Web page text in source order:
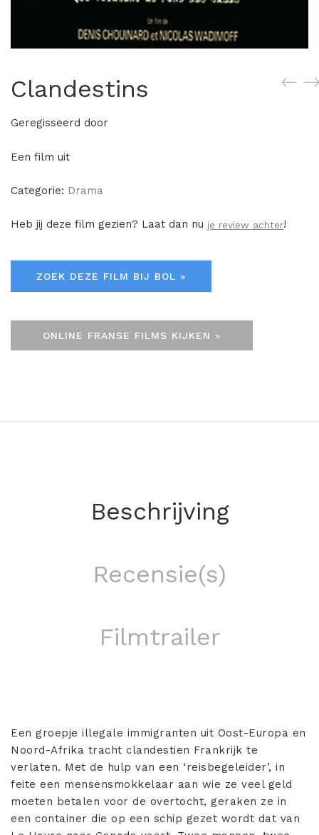
Clandestins
Geregisseerd door
Een film uit
Categorie: Drama
Heb jij deze film gezien? Laat dan nu je review achter!
ZOEK DEZE FILM BIJ BOL »
ONLINE FRANSE FILMS KIJKEN »
Beschrijving
Recensie(s)
Filmtrailer
Een groepje illegale immigranten uit Oost-Europa en
Noord-Afrika tracht clandestien Frankrijk te
verlaten. Met de hulp van een ‘reisbegeleider’, in
feite een mensensmokkelaar aan wie ze veel geld
moeten betalen voor de overtocht, geraken ze in
een container die op een schip gezet wordt dat van